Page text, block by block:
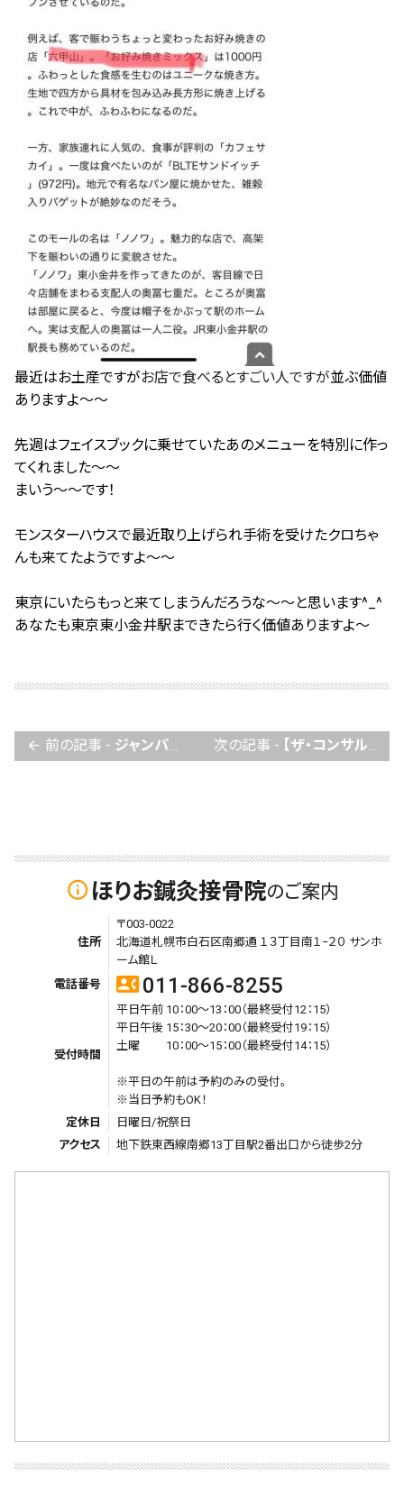
最近はお土産ですがお店で食べるとすごい人ですが並ぶ価値
ありますよ〜〜
先週はフェイスブックに乗せていたあのメニューを特別に作っ
てくれました〜〜
まいう〜〜です！
モンスターハウスで最近取り上げられ手術を受けたクロちゃ
んも来てたようですよ〜〜
東京にいたらもっと来てしまうんだろうな〜〜と思います^_^
あなたも東京東小金井駅まできたら行く価値ありますよ〜
arrow_back 前の記事 - ジャンパー膝、膝蓋靭帯炎とは？ 次の記事 - 【ザ・コンサルタントから 複雑な運動大事だと学びました〜^o^】
info_outlineほりお鍼灸接骨院のご案内
住所
〒003-0022
北海道札幌市白石区南郷通 １３丁目南１−２０ サンホ
ーム館Ｌ
電話番号
contact_phone 011-866-8255
受付時間
平日午前 10：00～13：00（最終受付12：15）
平日午後 15：30～20：00（最終受付19：15）
土曜 10：00～15：00（最終受付14：15）
※平日の午前は予約のみの受付。
※当日予約もOK！
定休日
日曜日/祝祭日
アクセス
地下鉄東西線南郷13丁目駅2番出口から徒歩2分